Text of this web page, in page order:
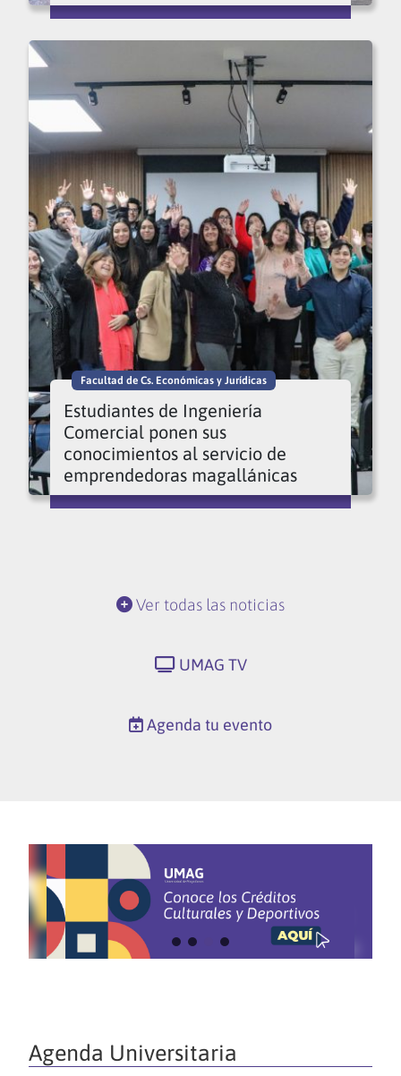
Facultad de Cs. Económicas y Jurídicas
Estudiantes de Ingeniería
Comercial ponen sus
conocimientos al servicio de
emprendedoras magallánicas
Ver todas las noticias
UMAG TV
Agenda tu evento
Agenda Universitaria